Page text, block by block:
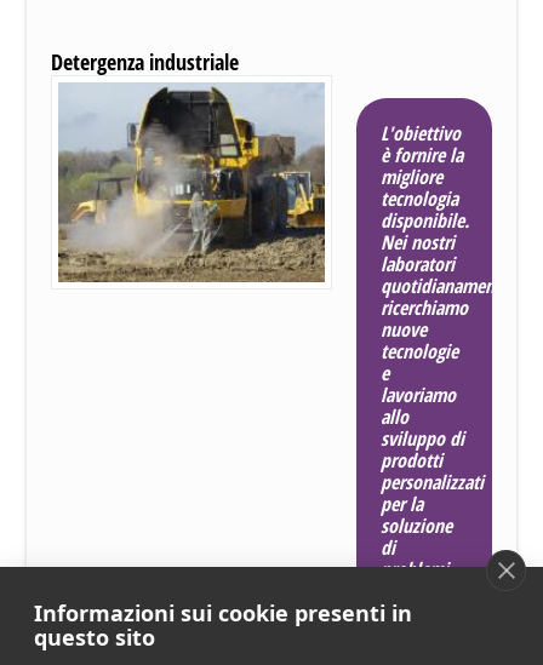
Detergenza industriale
L'obiettivo
è fornire la
migliore
tecnologia
disponibile.
Nei nostri
laboratori
quotidianamente
ricerchiamo
nuove
tecnologie
e
lavoriamo
allo
sviluppo di
prodotti
personalizzati
per la
soluzione
di
problemi
Manufatti metallici
Informazioni sui cookie presenti in
questo sito